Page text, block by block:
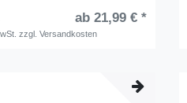
ab 21,99 € *
zzgl.Versandkosten